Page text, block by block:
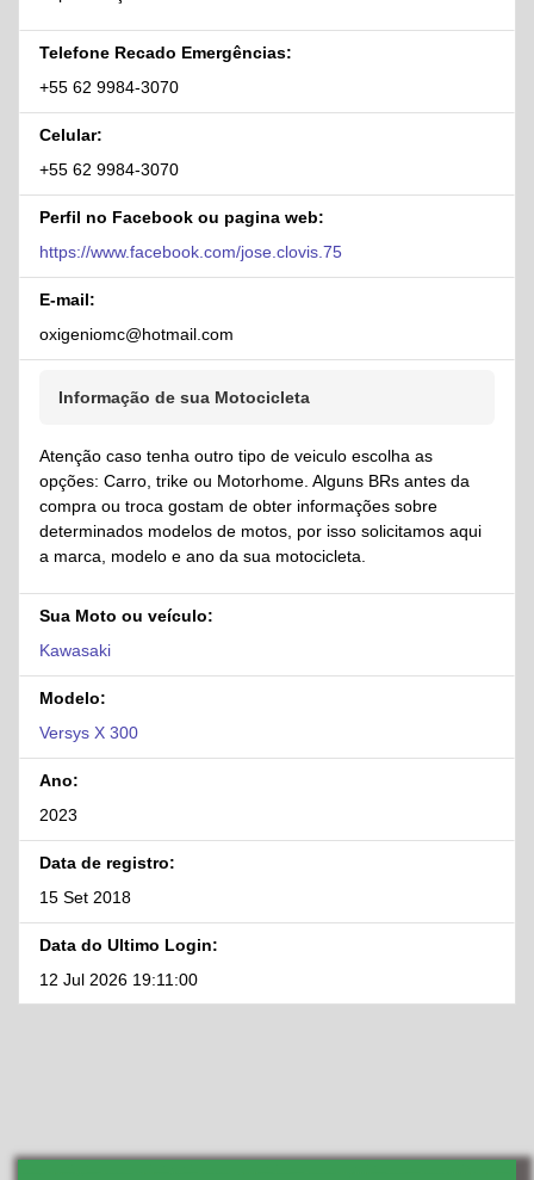
Telefone Recado Emergências:
+55 62 9984-3070
Celular:
+55 62 9984-3070
Perfil no Facebook ou pagina web:
https://www.facebook.com/jose.clovis.75
E-mail:
oxigeniomc@hotmail.com
Informação de sua Motocicleta
Atenção caso tenha outro tipo de veiculo escolha as
opções: Carro, trike ou Motorhome. Alguns BRs antes da
compra ou troca gostam de obter informações sobre
determinados modelos de motos, por isso solicitamos aqui
a marca, modelo e ano da sua motocicleta.
Sua Moto ou veículo:
Kawasaki
Modelo:
Versys X 300
Ano:
2023
Data de registro:
15 Set 2018
Data do Ultimo Login:
12 Jul 2026 19:11:00